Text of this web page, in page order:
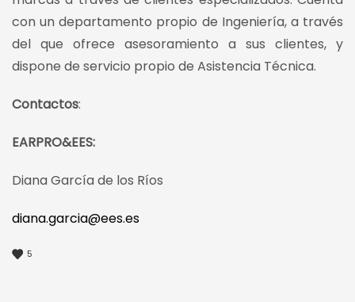
con un departamento propio de Ingeniería, a través
del que ofrece asesoramiento a sus clientes, y
dispone de servicio propio de Asistencia Técnica.
Contactos:
EARPRO&EES:
Diana García de los Ríos
diana.garcia@ees.es
5